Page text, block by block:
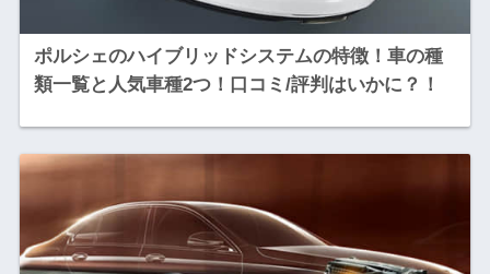
ポルシェのハイブリッドシステムの特徴！車の種
類一覧と人気車種2つ！口コミ/評判はいかに？！